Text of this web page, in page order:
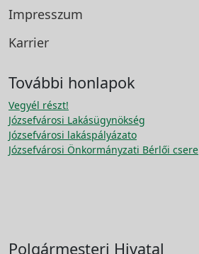
Impresszum
Karrier
További honlapok
Vegyél részt!
Józsefvárosi Lakásügynökség
Józsefvárosi lakáspályázato
Józsefvárosi Önkormányzati Bérlői csere
Polgármesteri Hivatal